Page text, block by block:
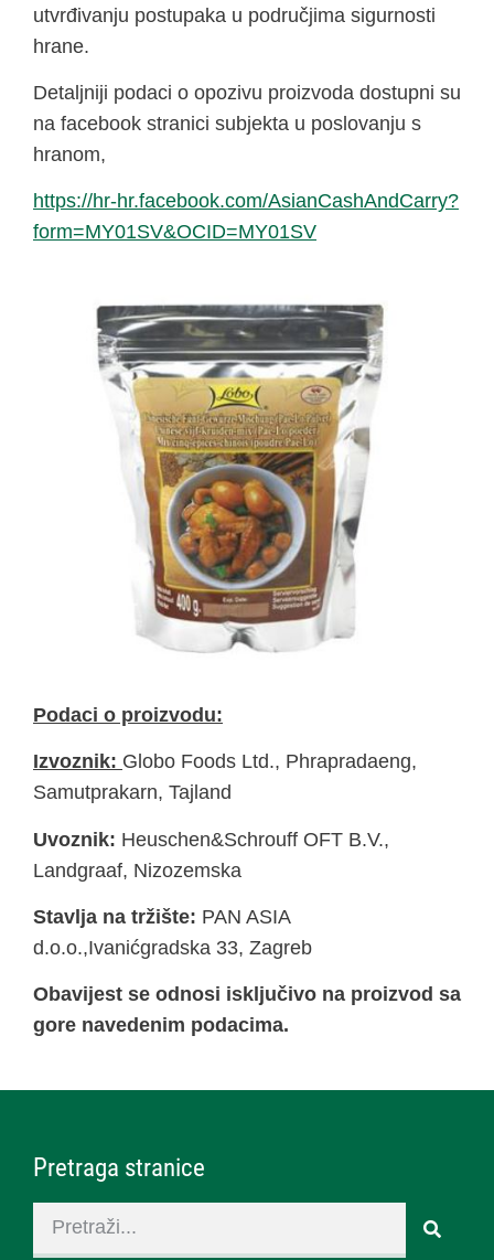
utvrđivanju postupaka u područjima sigurnosti
hrane.
Detaljniji podaci o opozivu proizvoda dostupni su
na facebook stranici subjekta u poslovanju s
hranom,
https://hr-hr.facebook.com/AsianCashAndCarry?
form=MY01SV&OCID=MY01SV
Podaci o proizvodu:
Izvoznik: Globo Foods Ltd., Phrapradaeng,
Samutprakarn, Tajland
Uvoznik: Heuschen&Schrouff OFT B.V.,
Landgraaf, Nizozemska
Stavlja na tržište: PAN ASIA
d.o.o.,Ivanićgradska 33, Zagreb
Obavijest se odnosi isključivo na proizvod sa
gore navedenim podacima.
Pretraga stranice